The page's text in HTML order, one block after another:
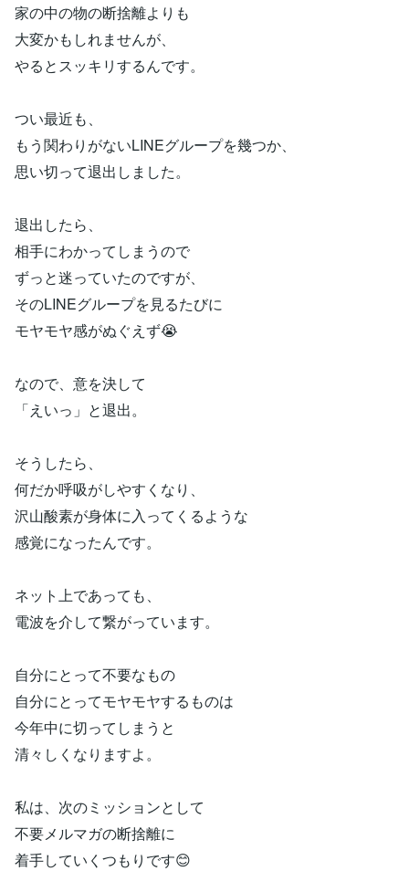
家の中の物の断捨離よりも
大変かもしれませんが、
やるとスッキリするんです。
つい最近も、
もう関わりがないLINEグループを幾つか、
思い切って退出しました。
退出したら、
相手にわかってしまうので
ずっと迷っていたのですが、
そのLINEグループを見るたびに
モヤモヤ感がぬぐえず😭
なので、意を決して
「えいっ」と退出。
そうしたら、
何だか呼吸がしやすくなり、
沢山酸素が身体に入ってくるような
感覚になったんです。
ネット上であっても、
電波を介して繋がっています。
自分にとって不要なもの
自分にとってモヤモヤするものは
今年中に切ってしまうと
清々しくなりますよ。
私は、次のミッションとして
不要メルマガの断捨離に
着手していくつもりです😊